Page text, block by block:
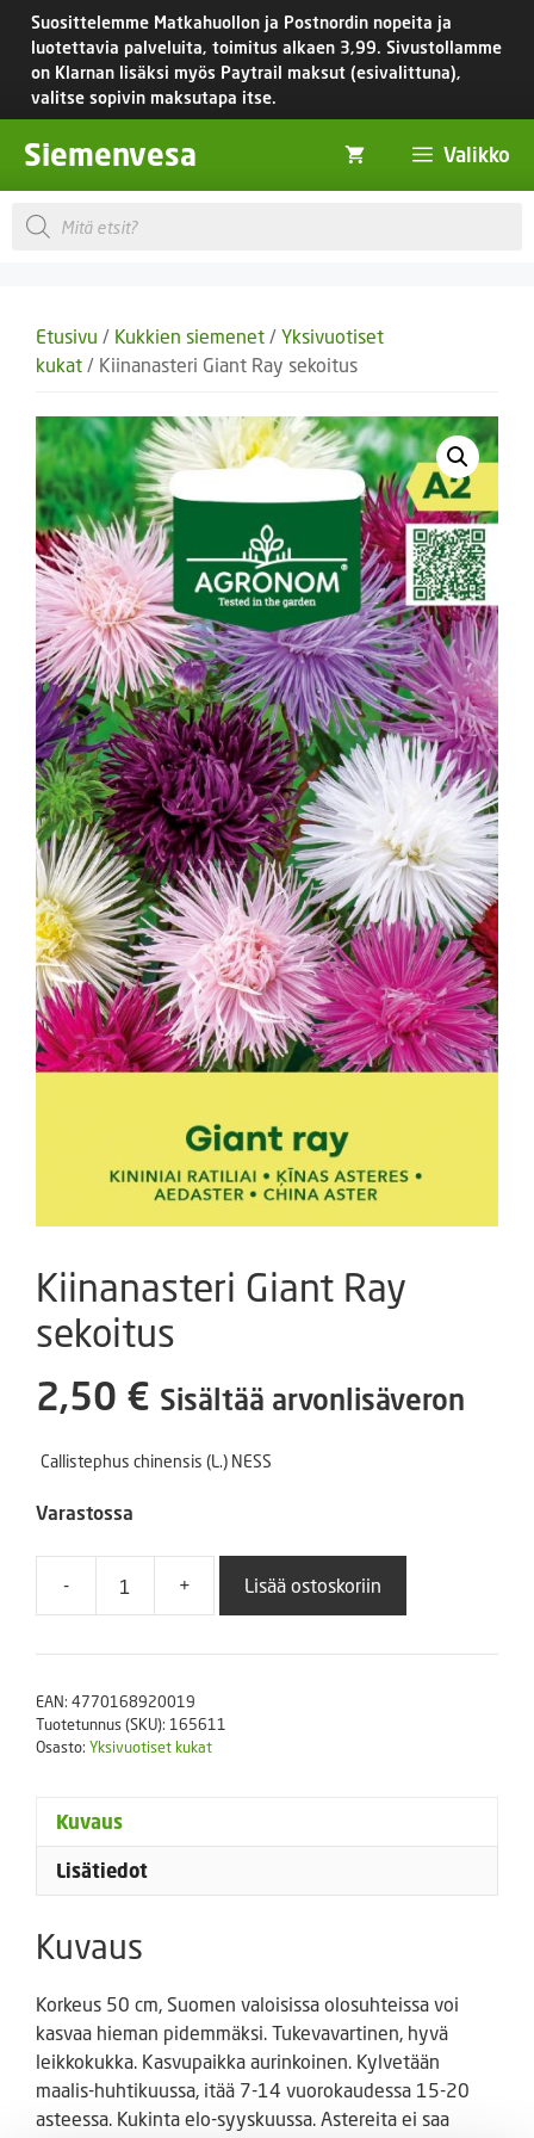
Siirry
sisältöön
Suosittelemme Matkahuollon ja Postnordin nopeita ja
luotettavia palveluita, toimitus alkaen 3,99. Sivustollamme
on Klarnan lisäksi myös Paytrail maksut (esivalittuna),
valitse sopivin maksutapa itse.
Siemenvesa Valikko
Products
search
Etusivu / Kukkien siemenet / Yksivuotiset
kukat / Kiinanasteri Giant Ray sekoitus
Kiinanasteri Giant Ray
sekoitus
2,50 € Sisältää arvonlisäveron
Callistephus chinensis (L.) NESS
Varastossa
-
Kiinanasteri
Ray
määrä
+ Lisää ostoskoriin
EAN: 4770168920019
Tuotetunnus (SKU): 165611
Osasto: Yksivuotiset kukat
Kuvaus
Lisätiedot
Kuvaus
Korkeus 50 cm, Suomen valoisissa olosuhteissa voi
kasvaa hieman pidemmäksi. Tukevavartinen, hyvä
leikkokukka. Kasvupaikka aurinkoinen. Kylvetään
maalis-huhtikuussa, itää 7-14 vuorokaudessa 15-20
asteessa. Kukinta elo-syyskuussa. Astereita ei saa